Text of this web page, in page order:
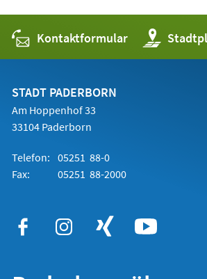
Kontaktformular (Öffnet
in
einem
STADT PADERBORN
Am Hoppenhof 33
33104 Paderborn
Telefon: 05251 88-0
Fax:
05251 88-2000